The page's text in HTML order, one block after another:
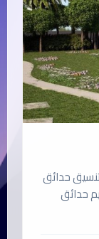
حدائق دبي |0509648200|تنسيق حدائق
حدائق